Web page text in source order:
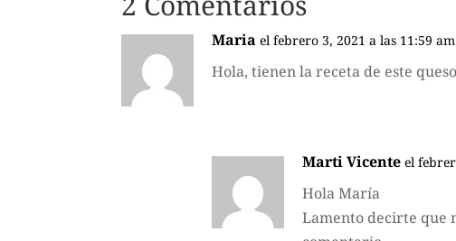
Maria el febrero 3, 2021 a las 11:59 am
Hola, tienen la receta de este
Marti Vicente el
Hola María
Lamento decirte que